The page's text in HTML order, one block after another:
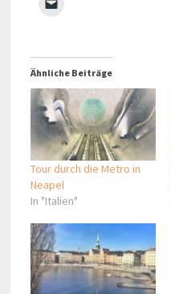
Ähnliche Beiträge
Tour durch die Metro in
Neapel
In "Italien"